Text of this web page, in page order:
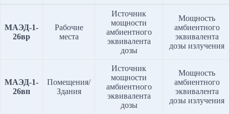
МАЭД-1-
26вр
Рабочие
места
Источник
мощности
амбиентного
эквивалента
дозы
Мощность
амбиентного
эквивалента
дозы излучения
МАЭД-1-
26вп
Помещения/
Здания
Источник
мощности
амбиентного
эквивалента
дозы
Мощность
амбиентного
эквивалента
дозы излучения